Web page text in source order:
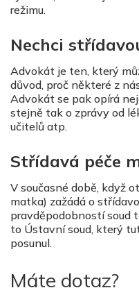
režimu.
Nechci
Advokát je ten, který
důvod, proč některé z
Advokát se pak opírá
stejně tak o zprávy od
učitelů atp.
Střídavá péče
V současné době, když
matka) zažádá o
pravděpodobností soud
to Ústavní soud, který
posunul.
Máte dotaz?